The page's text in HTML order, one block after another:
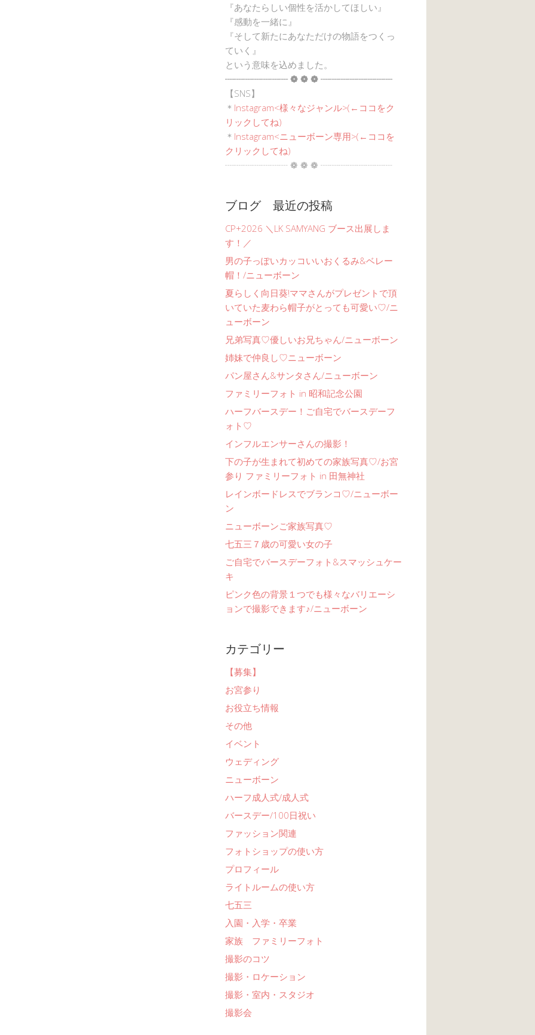
『あなたらしい個性を活かしてほしい』
『感動を一緒に』
『そして新たにあなただけの物語をつくっ
ていく』
という意味を込めました。
┈┈┈┈┈┈┈ ❁ ❁ ❁ ┈┈┈┈┈┈┈┈
【SNS】
＊ Instagram<様々なジャンル>(←ココをク
リックしてね)
＊ Instagram<ニューボーン専用>(←ココを
クリックしてね)
┈┈┈┈┈┈┈ ❁ ❁ ❁ ┈┈┈┈┈┈┈┈
ブログ 最近の投稿
CP+2026 ＼LK SAMYANG ブース出展しま
す！／
男の子っぽいカッコいいおくるみ&ベレー
帽！/ニューボーン
夏らしく向日葵!ママさんがプレゼントで頂
いていた麦わら帽子がとっても可愛い♡/ニ
ューボーン
兄弟写真♡優しいお兄ちゃん/ニューボーン
姉妹で仲良し♡ニューボーン
パン屋さん&サンタさん/ニューボーン
ファミリーフォト in 昭和記念公園
ハーフバースデー！ご自宅でバースデーフ
ォト♡
インフルエンサーさんの撮影！
下の子が生まれて初めての家族写真♡/お宮
参り ファミリーフォト in 田無神社
レインボードレスでブランコ♡/ニューボー
ン
ニューボーンご家族写真♡
七五三７歳の可愛い女の子
ご自宅でバースデーフォト&スマッシュケー
キ
ピンク色の背景１つでも様々なバリエーシ
ョンで撮影できます♪/ニューボーン
カテゴリー
【募集】
お宮参り
お役立ち情報
その他
イベント
ウェディング
ニューボーン
ハーフ成人式/成人式
バースデー/100日祝い
ファッション関連
フォトショップの使い方
プロフィール
ライトルームの使い方
七五三
入園・入学・卒業
家族 ファミリーフォト
撮影のコツ
撮影・ロケーション
撮影・室内・スタジオ
撮影会